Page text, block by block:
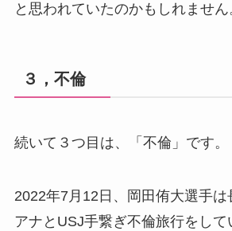
と思われていたのかもしれません
３，不倫
続いて３つ目は、「不倫」です。
2022年7月12日、岡田侑大選手
アナとUSJ手繋ぎ不倫旅行をして